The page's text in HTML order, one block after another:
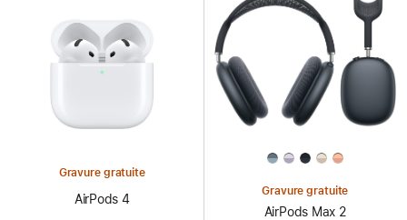
Gravure gratuite
AirPods 4
Gravure gratuite
AirPods Max 2